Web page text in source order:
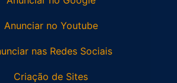
Anunciar no Youtube
nas Redes Sociais
Criação de Sites